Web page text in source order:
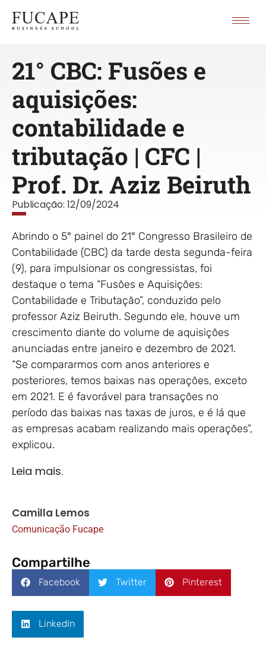
21° CBC: Fusões e
aquisições:
contabilidade e
tributação | CFC |
Prof. Dr. Aziz Beiruth
Publicação: 12/09/2024
Abrindo o 5° painel do 21° Congresso Brasileiro de
Contabilidade (CBC) da tarde desta segunda-feira
(9), para impulsionar os congressistas, foi
destaque o tema “Fusões e Aquisições:
Contabilidade e Tributação”, conduzido pelo
professor Aziz Beiruth. Segundo ele, houve um
crescimento diante do volume de aquisições
anunciadas entre janeiro e dezembro de 2021.
“Se compararmos com anos anteriores e
posteriores, temos baixas nas operações, exceto
em 2021. E é favorável para transações no
período das baixas nas taxas de juros, e é lá que
as empresas acabam realizando mais operações”,
explicou.
Leia mais.
Camilla Lemos
Comunicação Fucape
Compartilhe
Facebook Twitter Pinterest
LinkedIn